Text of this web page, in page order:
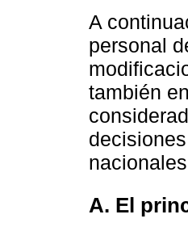
A
personal
también
A. El